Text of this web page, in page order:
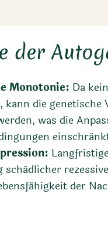
der
Monotonie: Da
die
was die
schädlicher
der